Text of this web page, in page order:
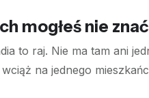
mogłeś nie znać
to raj. Nie ma tam ani
na jednego